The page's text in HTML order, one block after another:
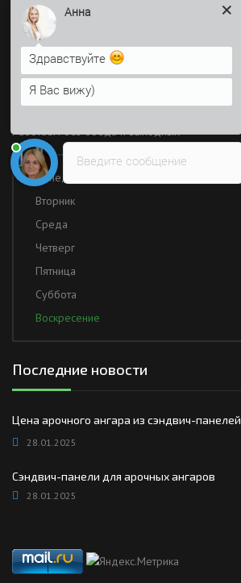
Время работы
Работаем без обеда и выходных
Понедельник
Вторник
Среда
Четверг
Пятница
Суббота
Воскресение
Последние новости
Цена арочного ангара из сэндвич-панелей
28.01.2025
Сэндвич-панели для арочных ангаров
28.01.2025
Введите сообщение
Здравствуйте
Я Вас вижу)
Напишите сюда свой вопрос.
Возможно, его решение будет
быстрее